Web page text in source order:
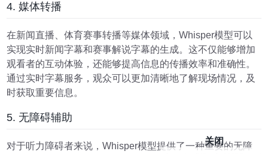
4. 媒体转播
在新闻直播、体育赛事转播等媒体领域，Whisper模型可以
实现实时新闻字幕和赛事解说字幕的生成。这不仅能够增加
观看者的互动体验，还能够提高信息的传播效率和准确性。
通过实时字幕服务，观众可以更加清晰地了解现场情况，及
时获取重要信息。
5. 无障碍辅助
对于听力障碍者来说，Whisper模型提供了一种重要的无障
关闭